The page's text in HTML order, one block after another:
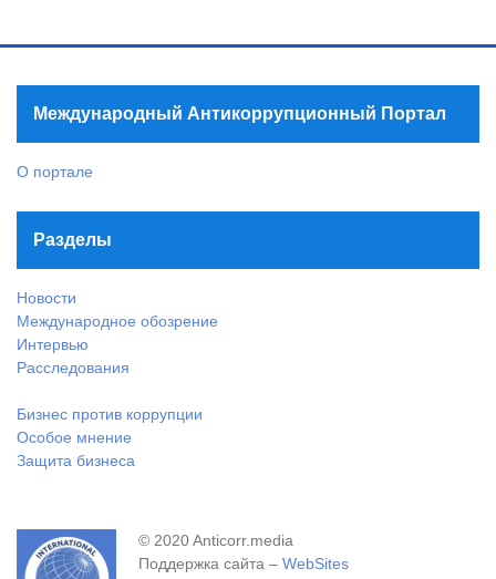
Международный Антикоррупционный Портал
О портале
Разделы
Новости
Международное обозрение
Интервью
Расследования
Бизнес против коррупции
Особое мнение
Защита бизнеса
© 2020 Anticorr.media
Поддержка сайта – WebSites